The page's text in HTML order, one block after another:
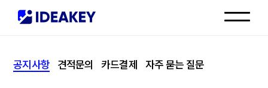
고객센터
공지사항 견적문의 카드결제 자주 묻는 질문